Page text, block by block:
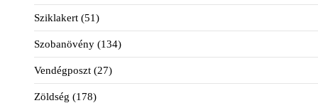
Sziklakert (51)
Szobanövény (134)
Vendégposzt (27)
Zöldség (178)